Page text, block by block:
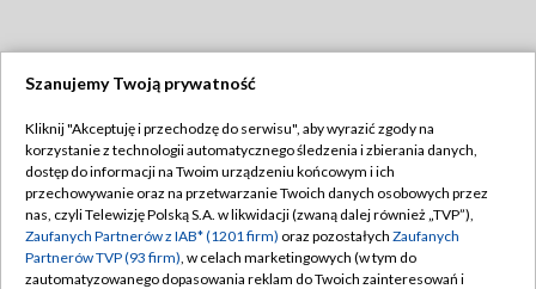
TVP
Abonament TVP
Emisja w TVP
Centrum informacji TVP
Regulamin TVP
Polityka prywatności
Moje zgody
Szanujemy Twoją prywatność
Kliknij "Akceptuję i przechodzę do serwisu", aby wyrazić zgody na
korzystanie z technologii automatycznego śledzenia i zbierania danych,
dostęp do informacji na Twoim urządzeniu końcowym i ich
przechowywanie oraz na przetwarzanie Twoich danych osobowych przez
nas, czyli Telewizję Polską S.A. w likwidacji (zwaną dalej również „TVP”),
Zaufanych Partnerów z IAB* (1201 firm) oraz pozostałych Zaufanych
Partnerów TVP (93 firm), w celach marketingowych (w tym do
zautomatyzowanego dopasowania reklam do Twoich zainteresowań i